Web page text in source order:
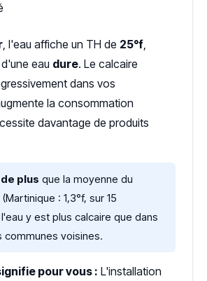
, l'eau affiche un TH de 25°f,
eau dure. Le calcaire
dans vos
la consommation
davantage de produits
plus que la moyenne du
: 1,3°f, sur 15
y est plus calcaire que dans
communes voisines.
pour vous : L'installation